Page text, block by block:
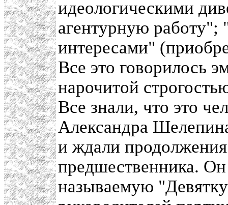
идеологическими
агентурную
интересами"
Все это говорилось
нарочитой
Все знали, что это
Александра
и ждали
предшественника.
называемую